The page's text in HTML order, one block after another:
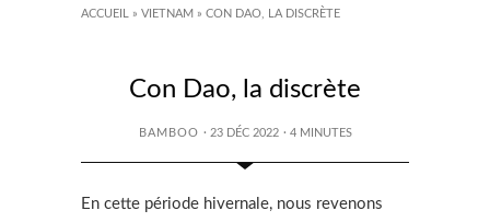
ACCUEIL » VIETNAM » CON DAO, LA DISCRÈTE
Con Dao, la discrète
BAMBOO · 23 DÉC 2022 · 4 MINUTES
En cette période hivernale, nous revenons